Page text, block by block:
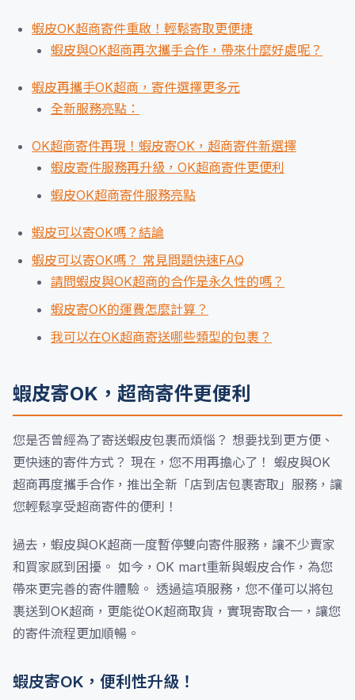
蝦皮OK超商寄件重啟！輕鬆寄取更便捷
蝦皮與OK超商再次攜手合作，帶來什麼好處呢？
蝦皮再攜手OK超商，寄件選擇更多元
全新服務亮點：
OK超商寄件再現！蝦皮寄OK，超商寄件新選擇
蝦皮寄件服務再升級，OK超商寄件更便利
蝦皮OK超商寄件服務亮點
蝦皮可以寄OK嗎？結論
蝦皮可以寄OK嗎？ 常見問題快速FAQ
請問蝦皮與OK超商的合作是永久性的嗎？
蝦皮寄OK的運費怎麼計算？
我可以在OK超商寄送哪些類型的包裹？
蝦皮寄OK，超商寄件更便利
您是否曾經為了寄送蝦皮包裹而煩惱？ 想要找到更方便、
更快速的寄件方式？ 現在，您不用再擔心了！ 蝦皮與OK
超商再度攜手合作，推出全新「店到店包裹寄取」服務，讓
您輕鬆享受超商寄件的便利！
過去，蝦皮與OK超商一度暫停雙向寄件服務，讓不少賣家
和買家感到困擾。 如今，OK mart重新與蝦皮合作，為您
帶來更完善的寄件體驗。 透過這項服務，您不僅可以將包
裹送到OK超商，更能從OK超商取貨，實現寄取合一，讓您
的寄件流程更加順暢。
蝦皮寄OK，便利性升級！